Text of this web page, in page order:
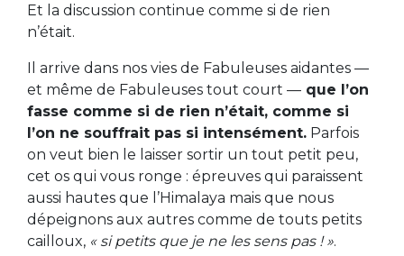
Et la discussion continue comme si de rien
n’était.
Il arrive dans nos vies de Fabuleuses aidantes —
et même de Fabuleuses tout court — que l’on
fasse comme si de rien n’était, comme si
l’on ne souffrait pas si intensément. Parfois
on veut bien le laisser sortir un tout petit peu,
cet os qui vous ronge : épreuves qui paraissent
aussi hautes que l’Himalaya mais que nous
dépeignons aux autres comme de touts petits
cailloux, « si petits que je ne les sens pas ! ».